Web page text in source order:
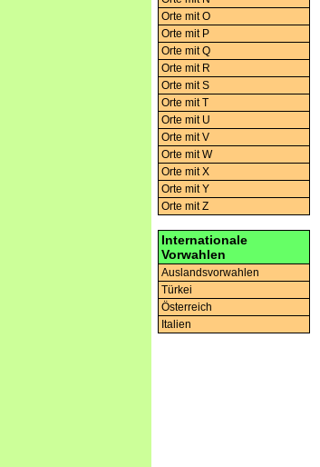
Orte mit O
Orte mit P
Orte mit Q
Orte mit R
Orte mit S
Orte mit T
Orte mit U
Orte mit V
Orte mit W
Orte mit X
Orte mit Y
Orte mit Z
Internationale
Vorwahlen
Auslandsvorwahlen
Türkei
Österreich
Italien